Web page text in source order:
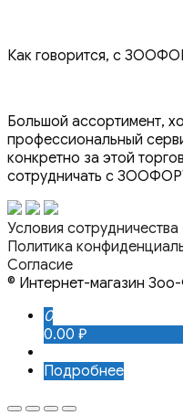
Как говорится, с
Большой ассортимент,
профессиональный
конкретно за этой
сотрудничать с
Условия сотрудничества
Политика
Согласие
© Интернет-магазин
0
0.00 ₽
Подробнее